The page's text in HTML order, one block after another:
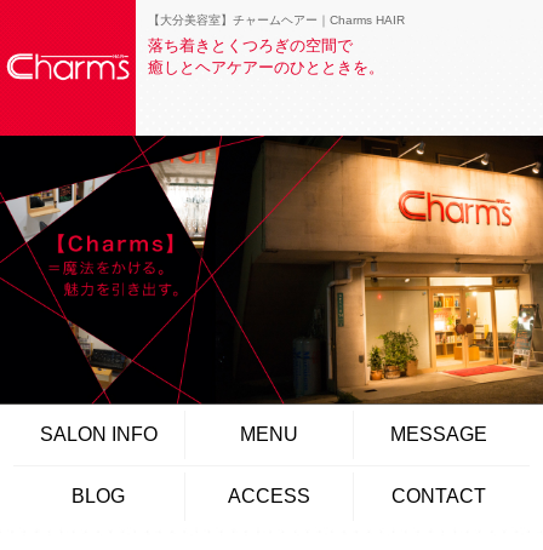
【大分美容室】チャームヘアー｜Charms HAIR
落ち着きとくつろぎの空間で
癒しとヘアケアーのひとときを。
SALON INFO MENU MESSAGE
BLOG ACCESS CONTACT